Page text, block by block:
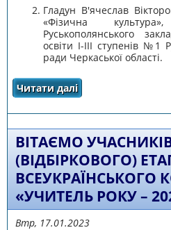
Гладун В'ячеслав
«Фізична
Руськополянського
освіти I-III ступенів №1
ради Черкаської області.
Читати далі
ВІТАЄМО УЧАСНИКІВ
(ВІДБІРКОВОГО)
ВСЕУКРАЇНСЬКОГО
«УЧИТЕЛЬ РОКУ –
Втр, 17.01.2023